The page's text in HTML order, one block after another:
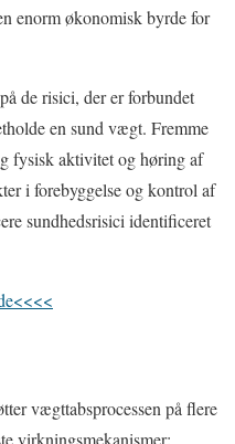
enorm økonomisk byrde for
de risici, der er forbundet
en sund vægt. Fremme
fysisk aktivitet og høring af
i forebyggelse og kontrol af
sundhedsrisici identificeret
vægttabsprocessen på flere
virkningsmekanismer: